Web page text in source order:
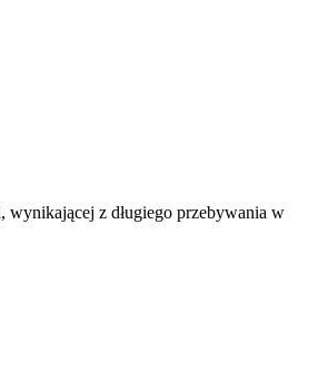
wynikającej z długiego przebywania w